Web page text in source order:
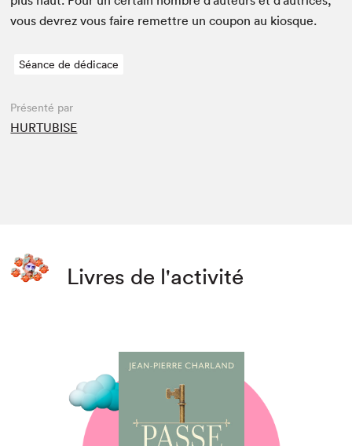
vous devrez vous faire remet­tre un coupon au kiosque.
Séance de dédicace
Présenté par
HURTUBISE
Livres de l'activité